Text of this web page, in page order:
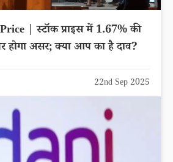
| स्टॉक प्राइस में 1.67% की
होगा असर; क्या आप का है दाव?
22nd Sep 2025